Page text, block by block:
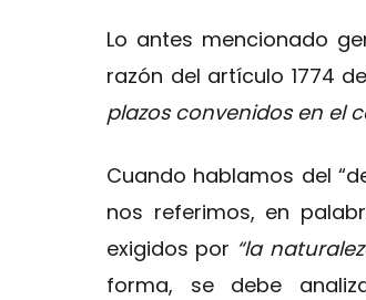
Lo antes mencionado
razón del artículo 1774
plazos convenidos en el
Cuando hablamos del
nos referimos, en
exigidos por “la
forma, se debe